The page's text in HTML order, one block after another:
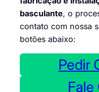
basculante, o
contato com nossa
botões abaixo:
Pedir